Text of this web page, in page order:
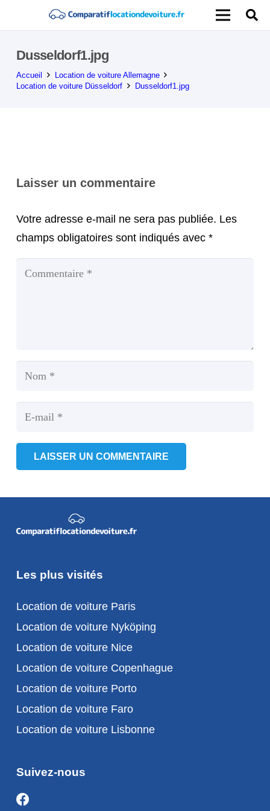
Dusseldorf1.jpg
Accueil
Location de voiture Allemagne
Location de voiture Düsseldorf
Dusseldorf1.jpg
Laisser un commentaire
Votre adresse e-mail ne sera pas publiée. Les
champs obligatoires sont indiqués avec *
LAISSER UN COMMENTAIRE
Les plus visités
Location de voiture Paris
Location de voiture Nyköping
Location de voiture Nice
Location de voiture Copenhague
Location de voiture Porto
Location de voiture Faro
Location de voiture Lisbonne
Suivez-nous